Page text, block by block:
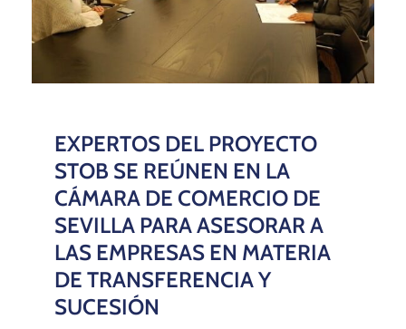
EXPERTOS DEL PROYECTO
STOB SE REÚNEN EN LA
CÁMARA DE COMERCIO DE
SEVILLA PARA ASESORAR A
LAS EMPRESAS EN MATERIA
DE TRANSFERENCIA Y
SUCESIÓN